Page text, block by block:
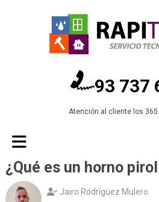
93 737
Atención al cliente los
¿Qué es un horno
Jairo Rodríguez Mulero